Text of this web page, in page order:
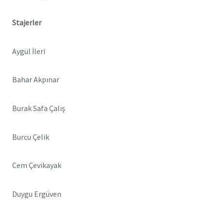
Stajerler
Aygül İleri
Bahar Akpınar
Burak Safa Çalış
Burcu Çelik
Cem Çevikayak
Duygu Ergüven